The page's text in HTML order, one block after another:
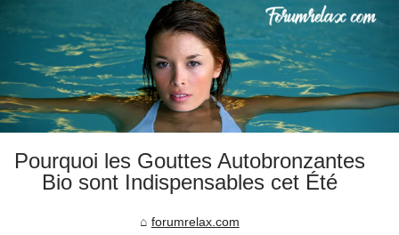
Pourquoi les Gouttes Autobronzantes
Bio sont Indispensables cet Été
forumrelax.com